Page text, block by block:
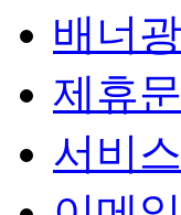
배너
제휴
서비